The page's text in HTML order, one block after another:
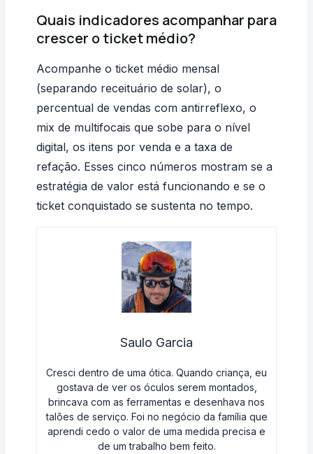
Quais indicadores acompanhar para
crescer o ticket médio?
Acompanhe o ticket médio mensal
(separando receituário de solar), o
percentual de vendas com antirreflexo, o
mix de multifocais que sobe para o nível
digital, os itens por venda e a taxa de
refação. Esses cinco números mostram se a
estratégia de valor está funcionando e se o
ticket conquistado se sustenta no tempo.
Saulo Garcia
Cresci dentro de uma ótica. Quando criança, eu
gostava de ver os óculos serem montados,
brincava com as ferramentas e desenhava nos
talões de serviço. Foi no negócio da família que
aprendi cedo o valor de uma medida precisa e
de um trabalho bem feito.